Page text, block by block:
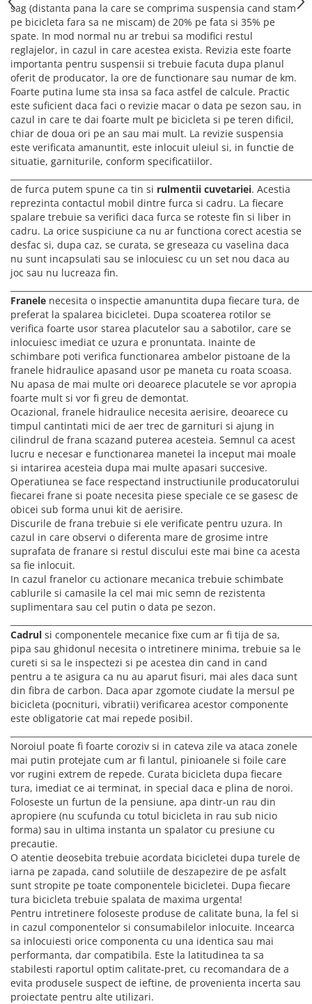
sag (distanta pana la care se comprima suspensia cand stam
pe bicicleta fara sa ne miscam) de 20% pe fata si 35% pe
spate. In mod normal nu ar trebui sa modifici restul
reglajelor, in cazul in care acestea exista. Revizia este foarte
importanta pentru suspensii si trebuie facuta dupa planul
oferit de producator, la ore de functionare sau numar de km.
Foarte putina lume sta insa sa faca astfel de calcule. Practic
este suficient daca faci o revizie macar o data pe sezon sau, in
cazul in care te dai foarte mult pe bicicleta si pe teren dificil,
chiar de doua ori pe an sau mai mult. La revizie suspensia
este verificata amanuntit, este inlocuit uleiul si, in functie de
situatie, garniturile, conform specificatiilor.
de furca putem spune ca tin si rulmentii cuvetariei. Acestia
reprezinta contactul mobil dintre furca si cadru. La fiecare
spalare trebuie sa verifici daca furca se roteste fin si liber in
cadru. La orice suspiciune ca nu ar functiona corect acestia se
desfac si, dupa caz, se curata, se greseaza cu vaselina daca
nu sunt incapsulati sau se inlocuiesc cu un set nou daca au
joc sau nu lucreaza fin.
Franele necesita o inspectie amanuntita dupa fiecare tura, de
preferat la spalarea bicicletei. Dupa scoaterea rotilor se
verifica foarte usor starea placutelor sau a sabotilor, care se
inlocuiesc imediat ce uzura e pronuntata. Inainte de
schimbare poti verifica functionarea ambelor pistoane de la
franele hidraulice apasand usor pe maneta cu roata scoasa.
Nu apasa de mai multe ori deoarece placutele se vor apropia
foarte mult si vor fi greu de demontat.
Ocazional, franele hidraulice necesita aerisire, deoarece cu
timpul cantintati mici de aer trec de garnituri si ajung in
cilindrul de frana scazand puterea acesteia. Semnul ca acest
lucru e necesar e functionarea manetei la inceput mai moale
si intarirea acesteia dupa mai multe apasari succesive.
Operatiunea se face respectand instructiunile producatorului
fiecarei frane si poate necesita piese speciale ce se gasesc de
obicei sub forma unui kit de aerisire.
Discurile de frana trebuie si ele verificate pentru uzura. In
cazul in care observi o diferenta mare de grosime intre
suprafata de franare si restul discului este mai bine ca acesta
sa fie inlocuit.
In cazul franelor cu actionare mecanica trebuie schimbate
cablurile si camasile la cel mai mic semn de rezistenta
suplimentara sau cel putin o data pe sezon.
Cadrul si componentele mecanice fixe cum ar fi tija de sa,
pipa sau ghidonul necesita o intretinere minima, trebuie sa le
cureti si sa le inspectezi si pe acestea din cand in cand
pentru a te asigura ca nu au aparut fisuri, mai ales daca sunt
din fibra de carbon. Daca apar zgomote ciudate la mersul pe
bicicleta (pocnituri, vibratii) verificarea acestor componente
este obligatorie cat mai repede posibil.
Noroiul poate fi foarte coroziv si in cateva zile va ataca zonele
mai putin protejate cum ar fi lantul, pinioanele si foile care
vor rugini extrem de repede. Curata bicicleta dupa fiecare
tura, imediat ce ai terminat, in special daca e plina de noroi.
Foloseste un furtun de la pensiune, apa dintr-un rau din
apropiere (nu scufunda cu totul bicicleta in rau sub nicio
forma) sau in ultima instanta un spalator cu presiune cu
precautie.
O atentie deosebita trebuie acordata bicicletei dupa turele de
iarna pe zapada, cand solutiile de deszapezire de pe asfalt
sunt stropite pe toate componentele bicicletei. Dupa fiecare
tura bicicleta trebuie spalata de maxima urgenta!
Pentru intretinere foloseste produse de calitate buna, la fel si
in cazul componentelor si consumabilelor inlocuite. Incearca
sa inlocuiesti orice componenta cu una identica sau mai
performanta, dar compatibila. Este la latitudinea ta sa
stabilesti raportul optim calitate-pret, cu recomandara de a
evita produsele suspect de ieftine, de provenienta incerta sau
proiectate pentru alte utilizari.